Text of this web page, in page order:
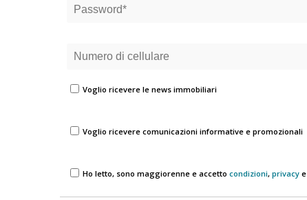
Voglio ricevere le news immobiliari
Voglio ricevere comunicazioni informative e promozionali
Ho letto, sono maggiorenne e accetto condizioni, privacy e